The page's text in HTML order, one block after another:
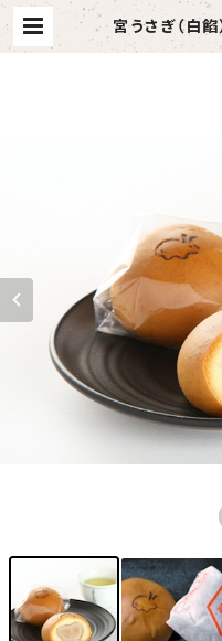
宮うさぎ（白
加・原料に